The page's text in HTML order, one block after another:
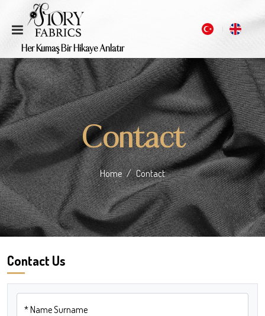
Her Kumaş Bir Hikaye Anlatır
Contact
Home Contact
Contact Us
*Name Surname